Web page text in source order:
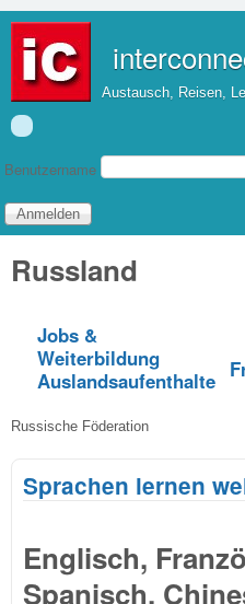
Austausch, Reisen,
Benutzeranmeldung
Benutzername
Russland
Jobs &
Weiterbildung
Auslandsaufenthalte
Russische Föderation
Sprachen lernen
Englisch,
Spanisch,